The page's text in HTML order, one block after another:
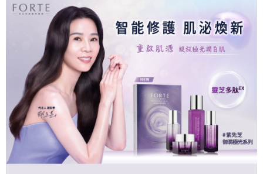
Google Pay
大哥付你分期
【大哥付你分期使用說明】
1.本服務由台灣大哥大提供，台灣大哥大用戶可立即使用無須另外申請。
2.付款方式選擇「大哥付你分期」，訂單成立後會自動跳轉到大哥付的交易
流程，驗證手機門號後，選擇欲分期的期數、繳款截止日，確認付款後即完
成交易。
3.實際核准額度、可分期數及費用金額請依後續交易確認頁面所載為準。
4.訂單成立30分鐘內，如未前往確認交易或遇審核未通過，訂單將自動取
消。如遇「轉專審核」未通過狀況，表示未達大哥付你分期系統評分，恕無
法說明評估內容。
【繳款方式說明】
1.分期款項不併入電信帳單，「大哥付你分期」於每月結算日後寄送繳費提
AFTEE先享後付
相關說明
【關於「AFTEE先享後付」】
AFTEE先享後付是「在收到商品之後才付款」的支付方式。 讓您購物簡單
便利好安心！
１．簡單：不需註冊會員、不需綁卡、不需儲值。
２．便利：只要手機號碼，簡訊認證，即可結帳。
３．安心：先確認商品／服務後，再付款。
Hami Point
相關說明
「Hami Point」為中華電信所提供之點數服務，可於會員專區綁定中華電信
會員帳號後，即可在購物車使用 Hami Point 折抵消費金額 (1點等於1元)。
ATM付款